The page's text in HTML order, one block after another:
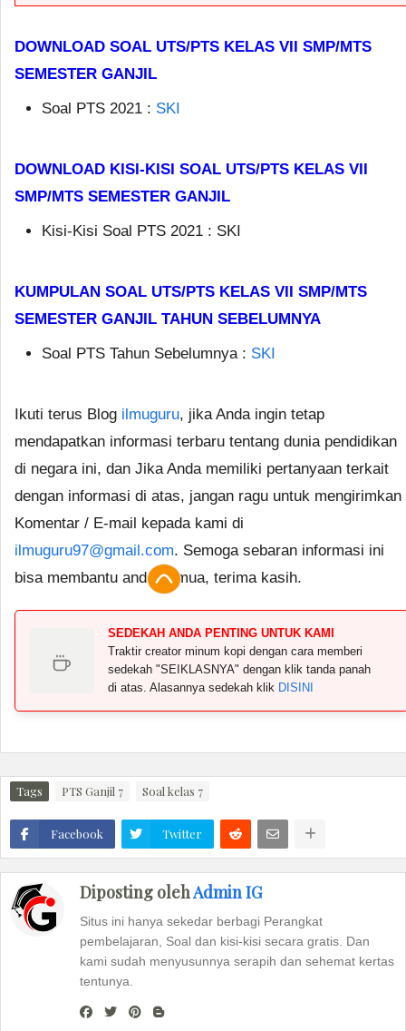
DOWNLOAD SOAL UTS/PTS KELAS VII SMP/MTS
SEMESTER GANJIL
Soal PTS 2021 : SKI
DOWNLOAD KISI-KISI SOAL UTS/PTS KELAS VII
SMP/MTS SEMESTER GANJIL
Kisi-Kisi Soal PTS 2021 : SKI
KUMPULAN SOAL UTS/PTS KELAS VII SMP/MTS
SEMESTER GANJIL TAHUN SEBELUMNYA
Soal PTS Tahun Sebelumnya : SKI
Ikuti terus Blog ilmuguru, jika Anda ingin tetap
mendapatkan informasi terbaru tentang dunia pendidikan
di negara ini, dan Jika Anda memiliki pertanyaan terkait
dengan informasi di atas, jangan ragu untuk mengirimkan
Komentar / E-mail kepada kami di
ilmuguru97@gmail.com. Semoga sebaran informasi ini
bisa membantu anda semua, terima kasih.
SEDEKAH ANDA PENTING UNTUK KAMI
Traktir creator minum kopi dengan cara memberi
sedekah "SEIKLASNYA" dengan klik tanda panah
di atas. Alasannya sedekah klik DISINI
Tags PTS Ganjil 7 Soal kelas 7
Facebook Twitter
Diposting olehAdmin IG
Situs ini hanya sekedar berbagi Perangkat
pembelajaran, Soal dan kisi-kisi secara gratis. Dan
kami sudah menyusunnya serapih dan sehemat kertas
tentunya.